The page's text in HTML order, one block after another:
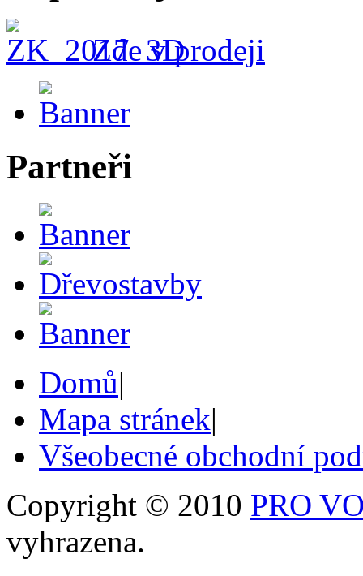
Zde v prodeji
Partneři
Domů|
Mapa stránek|
Všeobecné obchodní
Copyright © 2010 PRO
vyhrazena.